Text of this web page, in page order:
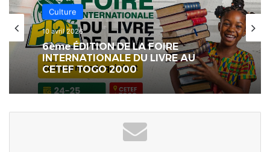
Échos des Écoles
25 février 2026
[LeCoupDeGuelle] Un enseignant ne
se limite pas à instruire des élèves ;
il façonne toute une génération…